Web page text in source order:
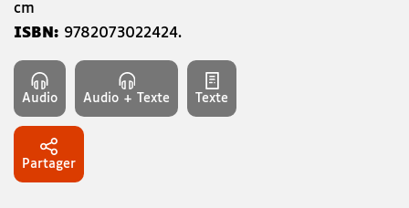
cm
ISBN: 9782073022424.
Audio Audio + Texte Texte
Partager